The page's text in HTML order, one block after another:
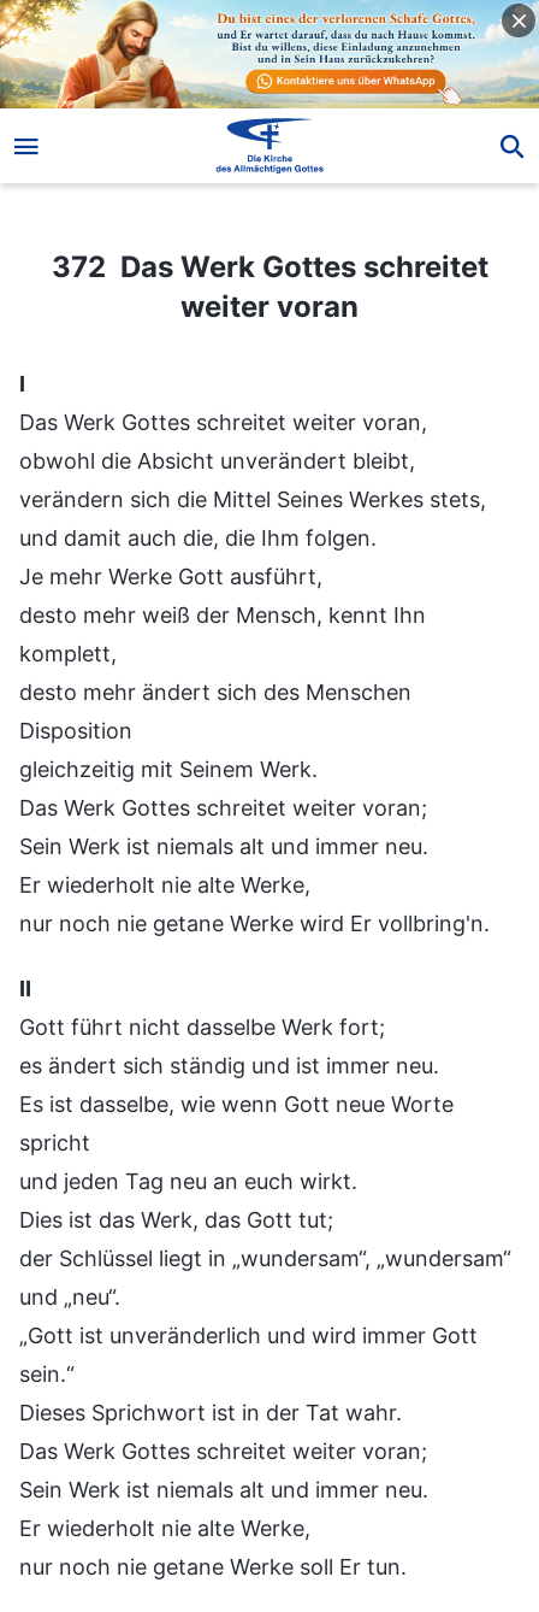
372 Das Werk Gottes schreitet weiter voran
372 Das Werk Gottes schreitet
weiter voran
Ⅰ
Das Werk Gottes schreitet weiter voran,
obwohl die Absicht unverändert bleibt,
verändern sich die Mittel Seines Werkes stets,
und damit auch die, die Ihm folgen.
Je mehr Werke Gott ausführt,
desto mehr weiß der Mensch, kennt Ihn
komplett,
desto mehr ändert sich des Menschen
Disposition
gleichzeitig mit Seinem Werk.
Das Werk Gottes schreitet weiter voran;
Sein Werk ist niemals alt und immer neu.
Er wiederholt nie alte Werke,
nur noch nie getane Werke wird Er vollbring'n.
Ⅱ
Gott führt nicht dasselbe Werk fort;
es ändert sich ständig und ist immer neu.
Es ist dasselbe, wie wenn Gott neue Worte
spricht
und jeden Tag neu an euch wirkt.
Dies ist das Werk, das Gott tut;
der Schlüssel liegt in „wundersam“, „wundersam“
und „neu“.
„Gott ist unveränderlich und wird immer Gott
sein.“
Dieses Sprichwort ist in der Tat wahr.
Das Werk Gottes schreitet weiter voran;
Sein Werk ist niemals alt und immer neu.
Er wiederholt nie alte Werke,
nur noch nie getane Werke soll Er tun.